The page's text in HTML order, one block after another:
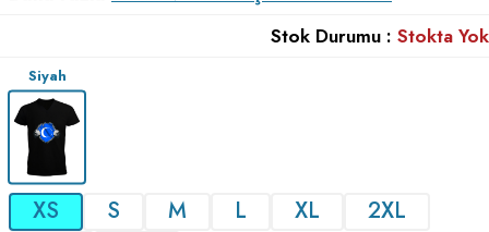
Stok Durumu : Stokta Yok
Siyah
XS S M L XL
2XL